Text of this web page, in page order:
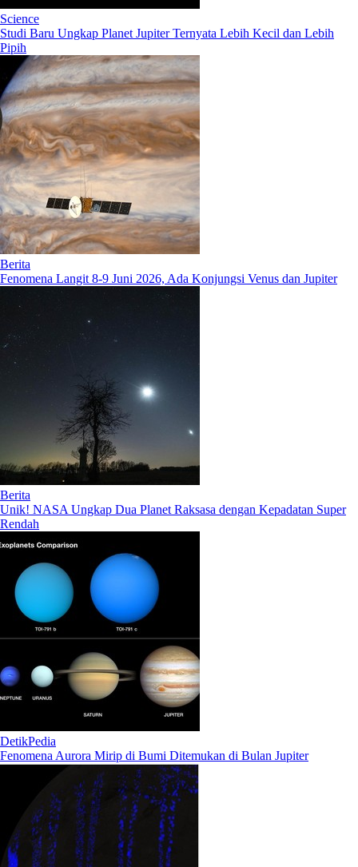
Science
Studi Baru Ungkap Planet Jupiter Ternyata Lebih Kecil dan Lebih
Pipih
Berita
Fenomena Langit 8-9 Juni 2026, Ada Konjungsi Venus dan Jupiter
Berita
Unik! NASA Ungkap Dua Planet Raksasa dengan Kepadatan Super
Rendah
DetikPedia
Fenomena Aurora Mirip di Bumi Ditemukan di Bulan Jupiter